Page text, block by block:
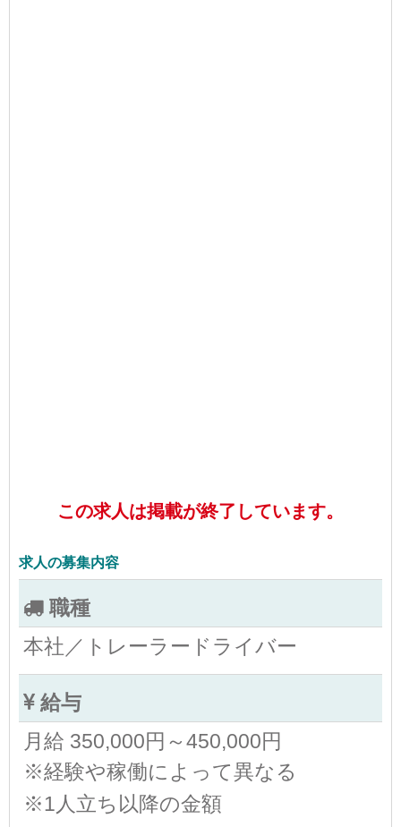
この求人は掲載が終了しています。
求人の募集内容
職種
本社／トレーラードライバー
給与
月給 350,000円～450,000円
※経験や稼働によって異なる
※1人立ち以降の金額